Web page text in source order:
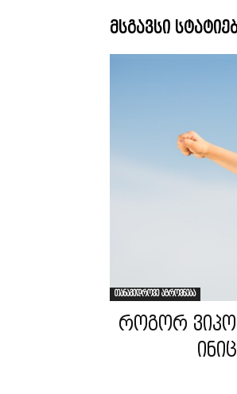
მსგავსი
თანამედროვე აზროვნება
როგორ